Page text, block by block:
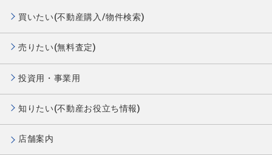
買いたい(不動産購入/物件検索)
売りたい(無料査定)
投資用・事業用
知りたい(不動産お役立ち情報)
店舗案内